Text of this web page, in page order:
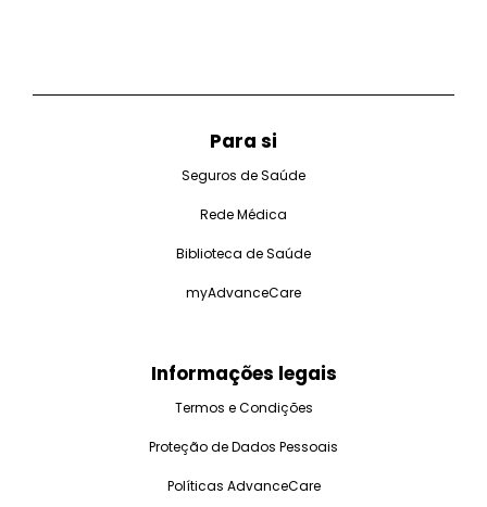
Para si
Seguros de Saúde
Rede Médica
Biblioteca de Saúde
myAdvanceCare
Informações legais
Termos e Condições
Proteção de Dados Pessoais
Políticas AdvanceCare